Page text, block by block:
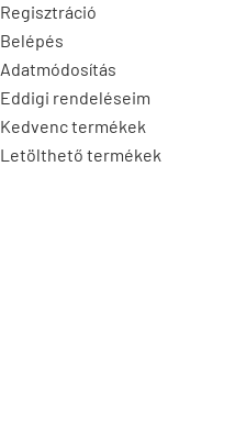
Regisztráció
Belépés
Adatmódosítás
Eddigi rendeléseim
Kedvenc termékek
Letölthető termékek